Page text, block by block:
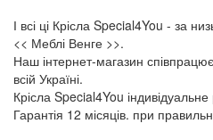
І всі ці Крісла Special4You - за
<< Меблі Венге >>.
Наш інтернет-магазин
всій Україні.
Крісла Special4You
Гарантія 12 місяців. при